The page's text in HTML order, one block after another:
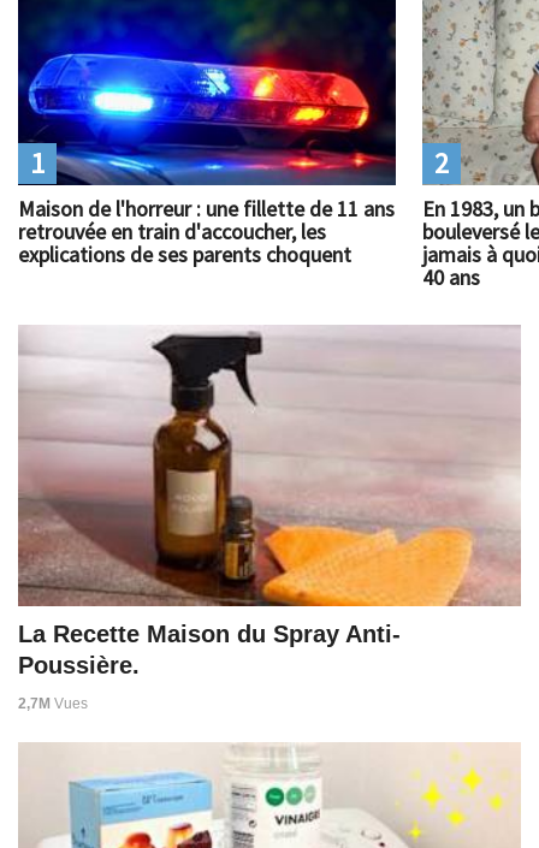
Maison de l'horreur : une fillette de 11 ans
retrouvée en train d'accoucher, les
explications de ses parents choquent
1
En 1983, un
bouleversé
jamais à
40 ans
2
La Recette Maison du Spray Anti-
Poussière.
2,7M Vues